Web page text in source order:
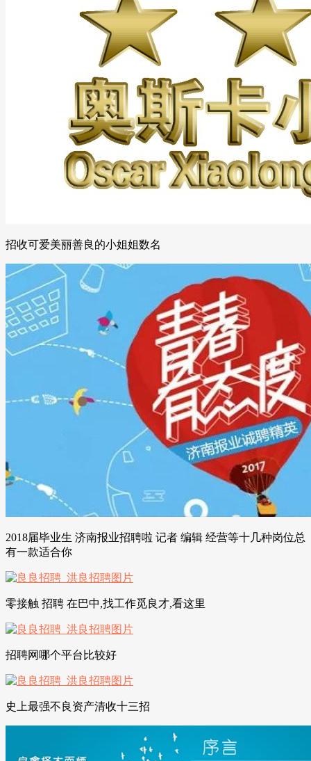
招收可爱美丽善良的小姐姐数名
2018届毕业生 济南报业招聘啦 记者 编辑 经营等十几种岗位总
有一款适合你
零接触 招聘 在巴中,找工作觅良才,看这里
招聘网哪个平台比较好
史上最强不良资产清收十三招